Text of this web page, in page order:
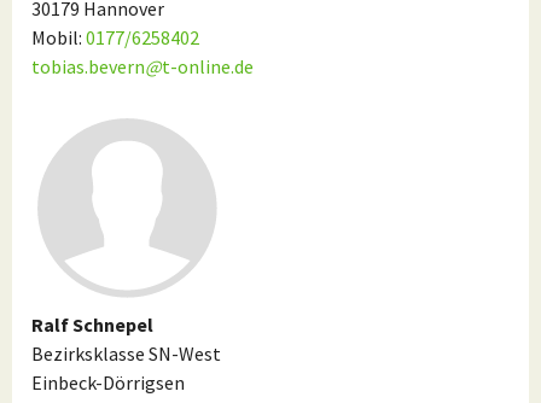
30179 Hannover
Mobil: 0177/6258402
tobias.bevern@t-online.de
Ralf Schnepel
Bezirksklasse SN-West
Einbeck-Dörrigsen